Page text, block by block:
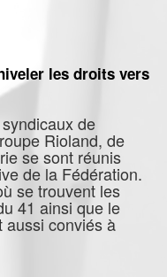
les droits vers
de
Rioland, de
se sont réunis
de la Fédération.
se trouvent les
41 ainsi que le
aussi conviés à